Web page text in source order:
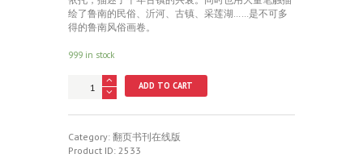
绘了鲁南的民俗、沂河、古镇、采莲湖……是不可多
得的鲁南风俗画卷。
999 in stock
quantity
ADD TO CART
Category: 翻页书刊在线版
Product ID: 2533